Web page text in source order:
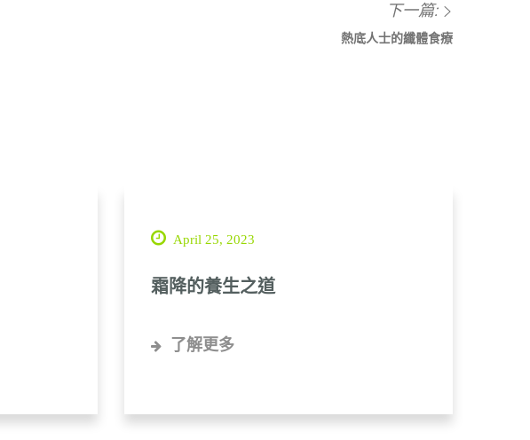
下一篇:
熱底人士的纖體食療
April 25, 2023
霜降的養生之道
了解更多